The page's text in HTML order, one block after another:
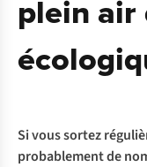
plein air
Si vous sortez
probablement de